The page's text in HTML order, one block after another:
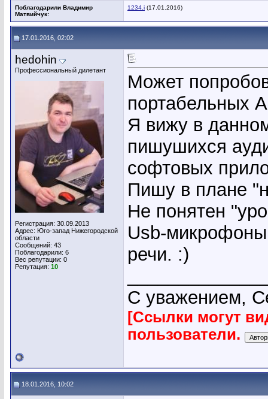
Поблагодарили Владимир
Матвийчук:
1234.i (17.01.2016)
17.01.2016, 02:02
hedohin
Профессиональный дилетант
Регистрация: 30.09.2013
Адрес: Юго-запад Нижегородской
области
Сообщений: 43
Поблагодарили: 6
Вес репутации: 0
Репутация: 10
Может
портабельных
Я вижу в
пишушихся
софтовых
Пишу в плане
Не понятен
Usb-микрофоны
речи. :)
С уважением,
[Ссылки могут
пользователи.
18.01.2016, 10:02